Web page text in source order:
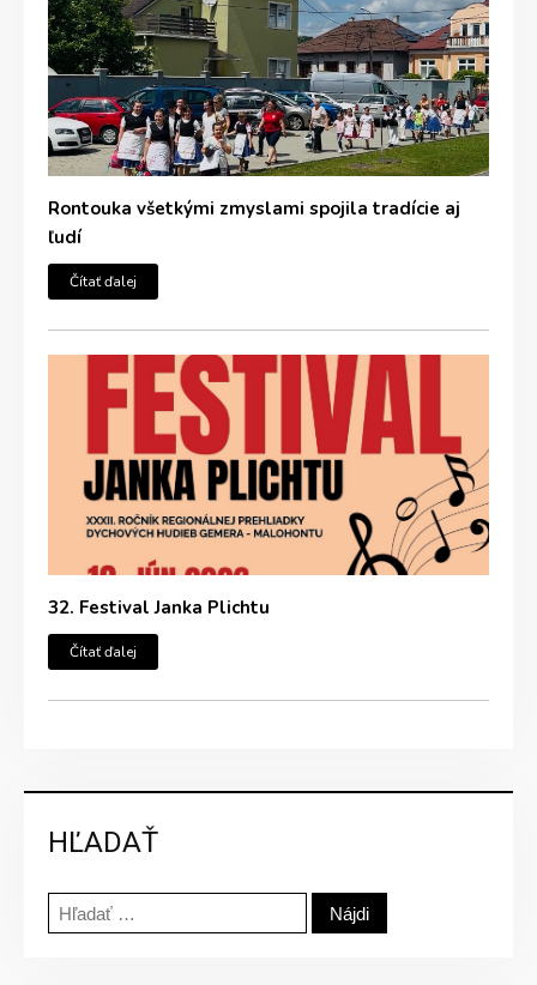
Rontouka všetkými zmyslami spojila tradície aj
ľudí
Čítať ďalej
32. Festival Janka Plichtu
Čítať ďalej
HĽADAŤ
Hľadať: